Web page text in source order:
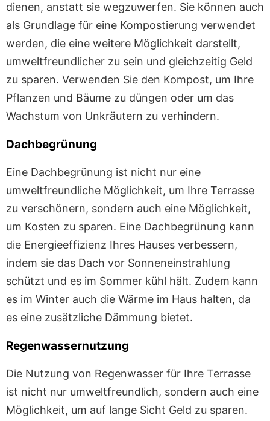
dienen, anstatt sie wegzuwerfen. Sie können auch
als Grundlage für eine Kompostierung verwendet
werden, die eine weitere Möglichkeit darstellt,
umweltfreundlicher zu sein und gleichzeitig Geld
zu sparen. Verwenden Sie den Kompost, um Ihre
Pflanzen und Bäume zu düngen oder um das
Wachstum von Unkräutern zu verhindern.
Dachbegrünung
Eine Dachbegrünung ist nicht nur eine
umweltfreundliche Möglichkeit, um Ihre Terrasse
zu verschönern, sondern auch eine Möglichkeit,
um Kosten zu sparen. Eine Dachbegrünung kann
die Energieeffizienz Ihres Hauses verbessern,
indem sie das Dach vor Sonneneinstrahlung
schützt und es im Sommer kühl hält. Zudem kann
es im Winter auch die Wärme im Haus halten, da
es eine zusätzliche Dämmung bietet.
Regenwassernutzung
Die Nutzung von Regenwasser für Ihre Terrasse
ist nicht nur umweltfreundlich, sondern auch eine
Möglichkeit, um auf lange Sicht Geld zu sparen.